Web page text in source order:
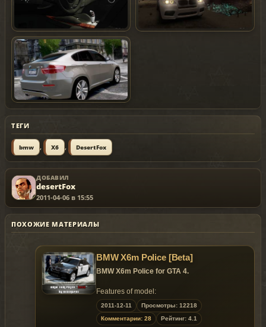
ТЕГИ
bmw , X6 , DesertFox
ДОБАВИЛ
desertFox
2011-04-06 в 15:55
ПОХОЖИЕ МАТЕРИАЛЫ
BMW X6m Police [Beta]
BMW X6m Police for GTA 4.
Features of model:
Auto support for all major engine;
All the passengers sitting in their seats;
Correctly configured collision;
2011-12-11
Просмотры: 12218
Комментарии: 28
Рейтинг: 4.1